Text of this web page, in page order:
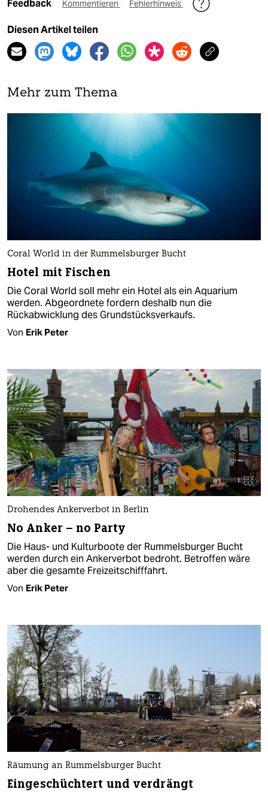
Feedback Kommentieren Fehlerhinweis
Diesen Artikel teilen
Mehr zum Thema
Coral World in der Rummelsburger Bucht
Hotel mit Fischen
Die Coral World soll mehr ein Hotel als ein Aquarium
werden. Abgeordnete fordern deshalb nun die
Rückabwicklung des Grundstücksverkaufs.
Von Erik Peter
Drohendes Ankerverbot in Berlin
No Anker – no Party
Die Haus- und Kulturboote der Rummelsburger Bucht
werden durch ein Ankerverbot bedroht. Betroffen wäre
aber die gesamte Freizeitschifffahrt.
Von Erik Peter
Räumung an Rummelsburger Bucht
Eingeschüchtert und verdrängt